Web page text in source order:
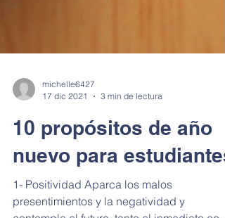
michelle6427
3 min de lectura
10 propósitos de año
nuevo para estudiantes